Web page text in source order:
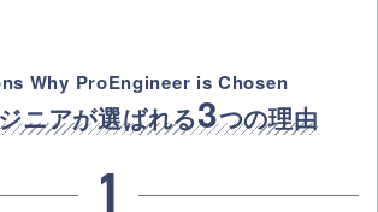
Why ProEngineer is Chosen
ニアが選ばれる3つの理由